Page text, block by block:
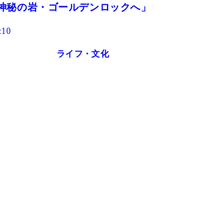
秘の岩・ゴールデンロックへ」
ライフ・文化